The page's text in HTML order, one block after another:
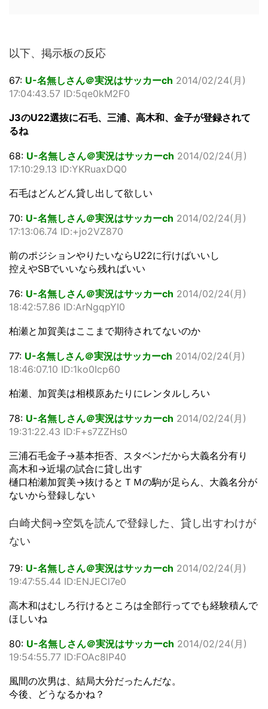
以下、掲示板の反応
67: U-名無しさん＠実況はサッカーch 2014/02/24(月)
17:04:43.57 ID:5qe0kM2F0
J3のU22選抜に石毛、三浦、高木和、金子が登録されて
るね
68: U-名無しさん＠実況はサッカーch 2014/02/24(月)
17:10:29.13 ID:YKRuaxDQ0
石毛はどんどん貸し出して欲しい
70: U-名無しさん＠実況はサッカーch 2014/02/24(月)
17:13:06.74 ID:+jo2VZ870
前のポジションやりたいならU22に行けばいいし
控えやSBでいいなら残ればいい
76: U-名無しさん＠実況はサッカーch 2014/02/24(月)
18:42:57.86 ID:ArNgqpYI0
柏瀬と加賀美はここまで期待されてないのか
77: U-名無しさん＠実況はサッカーch 2014/02/24(月)
18:46:07.10 ID:1ko0Icp60
柏瀬、加賀美は相模原あたりにレンタルしろい
78: U-名無しさん＠実況はサッカーch 2014/02/24(月)
19:31:22.43 ID:F+s7ZZHs0
三浦石毛金子→基本拒否、スタベンだから大義名分有り
高木和→近場の試合に貸し出す
樋口柏瀬加賀美→抜けるとＴＭの駒が足らん、大義名分が
ないから登録しない
白崎犬飼→空気を読んで登録した、貸し出すわけが
ない
79: U-名無しさん＠実況はサッカーch 2014/02/24(月)
19:47:55.44 ID:ENJECl7e0
高木和はむしろ行けるところは全部行ってでも経験積んで
ほしいね
80: U-名無しさん＠実況はサッカーch 2014/02/24(月)
19:54:55.77 ID:FOAc8lP40
風間の次男は、結局大分だったんだな。
今後、どうなるかね？